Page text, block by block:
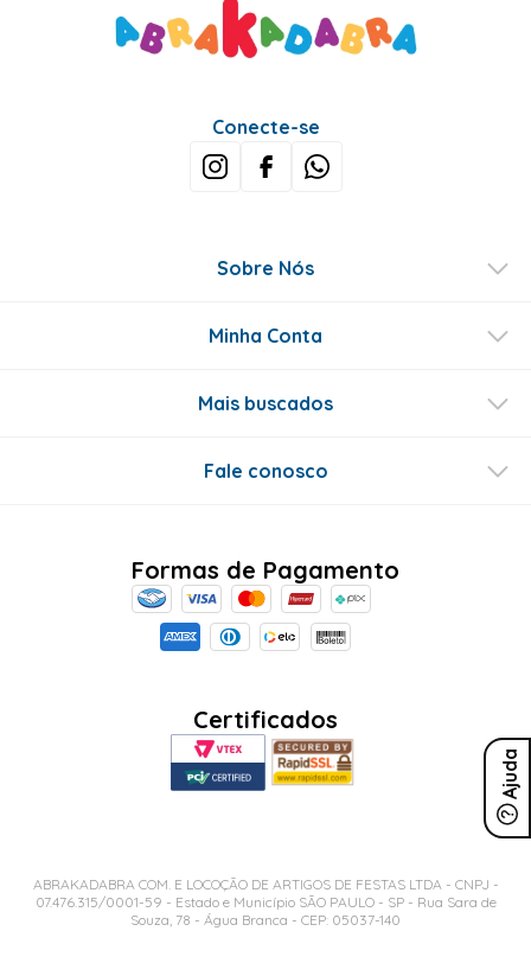
Ajuda
Conecte-se
Sobre Nós
Minha Conta
Mais buscados
Fale conosco
Formas de Pagamento
Certificados
ABRAKADABRA COM. E LOCOÇÃO DE ARTIGOS DE FESTAS LTDA - CNPJ -
07.476.315/0001-59 - Estado e Município SÃO PAULO - SP - Rua Sara de
Souza, 78 - Água Branca - CEP: 05037-140